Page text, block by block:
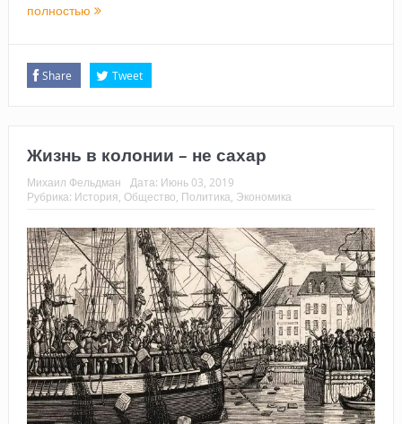
полностью
Share Tweet
Жизнь в колонии – не сахар
Михаил Фельдман Дата: Июнь 03, 2019
Рубрика: История Общество Политика Экономика